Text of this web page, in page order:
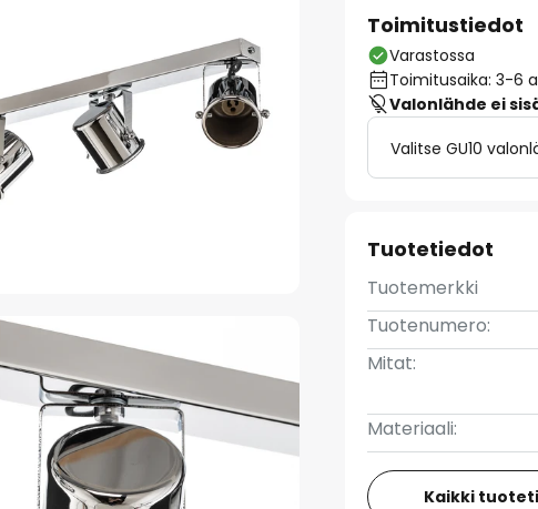
Toimitustiedot
Varastossa
Toimitusaika: 3-6
Valonlähde ei
Valitse GU10
Tuotetiedot
Tuotemerkki
Tuotenumero:
Mitat:
Materiaali:
Kaikki